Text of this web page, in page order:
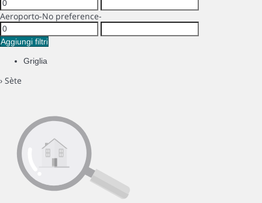
Aeroporto-No preference-
Aggiungi filtri
Griglia
› Sète